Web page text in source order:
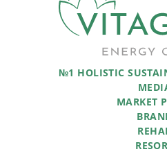
№1 HOLISTIC
MARKET